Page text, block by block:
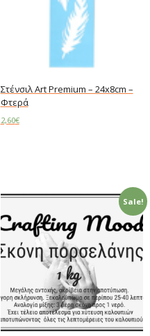
Στένσιλ Art Premium – 24x8cm –
Φτερά
2,60€
Sale!